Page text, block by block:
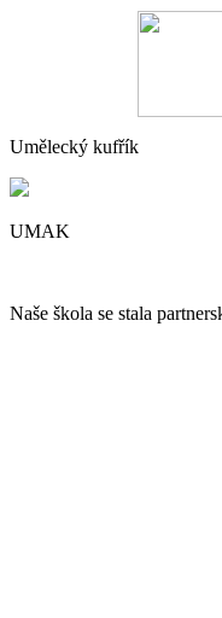
Umělecký kufřík
UMAK
Naše škola se stala